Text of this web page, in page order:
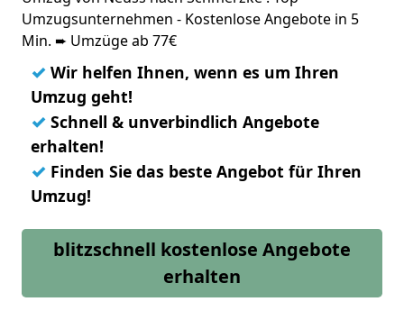
Umzugsunternehmen - Kostenlose Angebote in 5
Min. ➨ Umzüge ab 77€
✓ Wir helfen Ihnen, wenn es um Ihren
Umzug geht!
✓ Schnell & unverbindlich Angebote
erhalten!
✓ Finden Sie das beste Angebot für Ihren
Umzug!
blitzschnell kostenlose Angebote
erhalten